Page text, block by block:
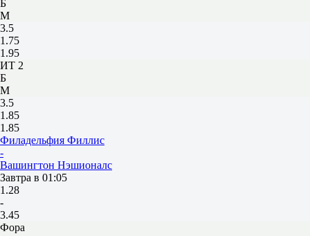
Б
М
3.5
1.75
1.95
ИТ 2
Б
М
3.5
1.85
1.85
Филадельфия Филлис
-
Вашингтон Нэшионалс
Завтра в 01:05
1.28
-
3.45
Фора